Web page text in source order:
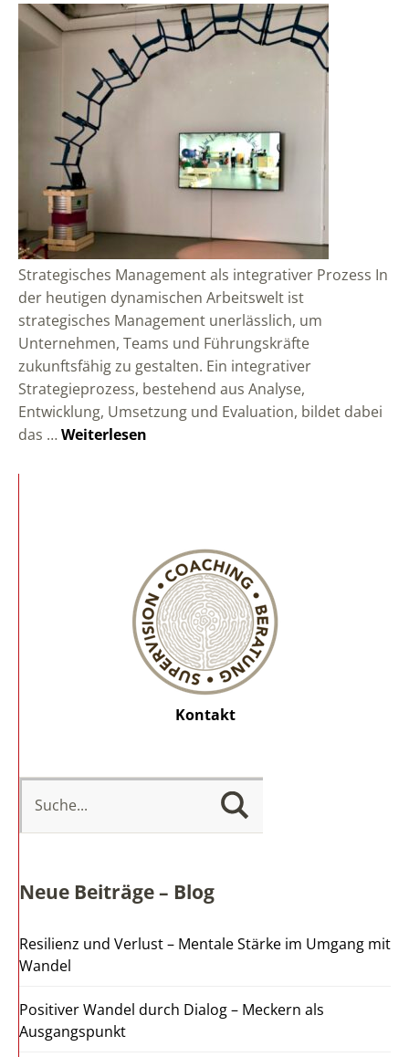
Strategisches Management als integrativer Prozess In
der heutigen dynamischen Arbeitswelt ist
strategisches Management unerlässlich, um
Unternehmen, Teams und Führungskräfte
zukunftsfähig zu gestalten. Ein integrativer
Strategieprozess, bestehend aus Analyse,
Entwicklung, Umsetzung und Evaluation, bildet dabei
das …Weiterlesen
Kontakt
Neue Beiträge – Blog
Resilienz und Verlust – Mentale Stärke im Umgang mit
Wandel
Positiver Wandel durch Dialog – Meckern als
Ausgangspunkt